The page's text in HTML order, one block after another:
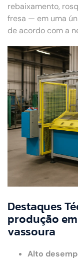
rebaixamento,
fresa — em uma
de acordo com a
Destaques
produção
vassoura
Alto